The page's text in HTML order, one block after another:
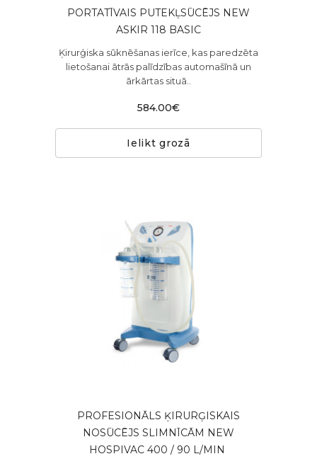
PORTATĪVAIS PUTEKĻSŪCĒJS NEW
ASKIR 118 BASIC
Ķirurģiska sūknēšanas ierīce, kas paredzēta
lietošanai ātrās palīdzības automašīnā un
ārkārtas situā..
584.00€
Ielikt grozā
PROFESIONĀLS ĶIRURĢISKAIS
NOSŪCĒJS SLIMNĪCĀM NEW
HOSPIVAC 400 / 90 L/MIN ​